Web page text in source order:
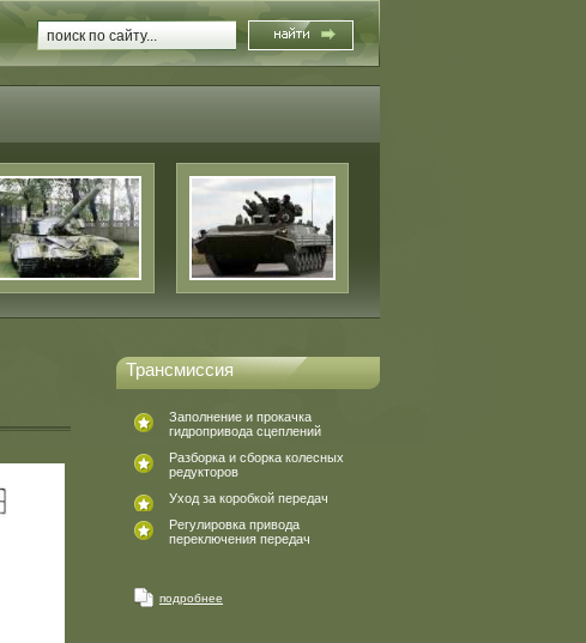
Трансмиссия
Заполнение и прокачка
гидропривода сцеплений
Разборка и сборка колесных
редукторов
Уход за коробкой передач
Регулировка привода
переключения передач
подробнее